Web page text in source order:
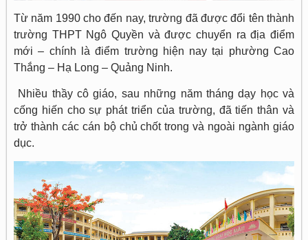
Từ năm 1990 cho đến nay, trường đã được đổi tên thành
trường THPT Ngô Quyền và được chuyển ra địa điểm
mới – chính là điểm trường hiện nay tại phường Cao
Thắng – Hạ Long – Quảng Ninh.
Nhiều thầy cô giáo, sau những năm tháng dạy học và
cống hiến cho sự phát triển của trường, đã tiến thân và
trở thành các cán bộ chủ chốt trong và ngoài ngành giáo
dục.